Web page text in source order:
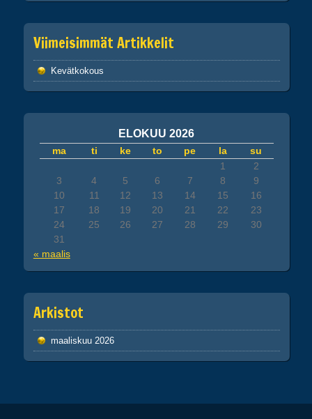
Viimeisimmät Artikkelit
Kevätkokous
ELOKUU 2026
ma ti ke to pe la
su
1
2
3
4 5 6 7 8
9
10
11 12 13 14 15
16
17
18 19 20 21 22
23
24
25 26 27 28 29
30
31
« maalis
Arkistot
maaliskuu 2026